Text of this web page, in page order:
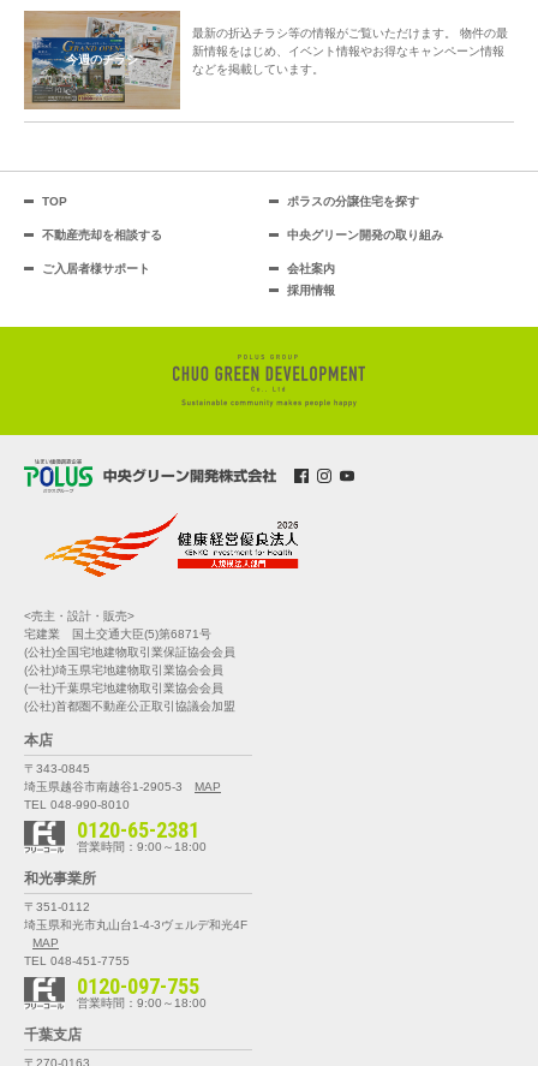
今週のチラシ
最新の折込チラシ等の情報がご覧いただけます。 物件の最
新情報をはじめ、イベント情報やお得なキャンペーン情報
などを掲載しています。
TOP ポラスの分譲住宅を探す
不動産売却を相談する 中央グリーン開発の取り組み
ご入居者様サポート
会社案内
採用情報
<売主・設計・販売>
宅建業 国土交通大臣(5)第6871号
(公社)全国宅地建物取引業保証協会会員
(公社)埼玉県宅地建物取引業協会会員
(一社)千葉県宅地建物取引業協会会員
(公社)首都圏不動産公正取引協議会加盟
本店
〒343-0845
埼玉県越谷市南越谷1-2905-3
MAP
TEL 048-990-8010
0120-65-2381
営業時間：9:00～18:00
和光事業所
〒351-0112
埼玉県和光市丸山台1-4-3ヴェルデ和光4F
MAP
TEL 048-451-7755
0120-097-755
営業時間：9:00～18:00
千葉支店
〒270-0163